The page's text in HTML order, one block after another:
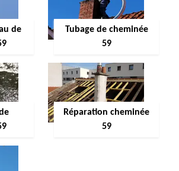
de
Tubage de cheminée
59
Réparation cheminée
59